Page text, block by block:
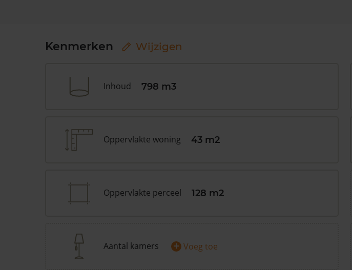
Kenmerken Wijzigen
Inhoud 798 m3
Oppervlakte woning 43 m2
Oppervlakte perceel 128 m2
Aantal kamers + Voeg toe